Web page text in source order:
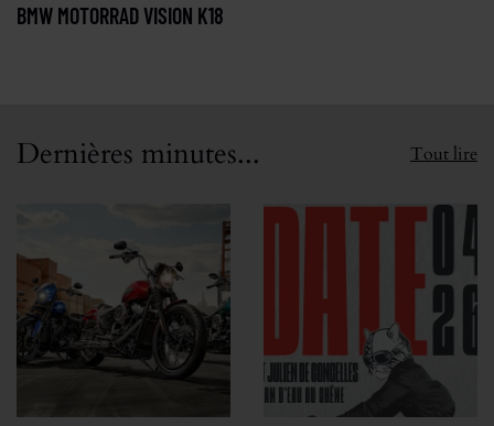
BMW MOTORRAD VISION K18
Dernières minutes... Tout lire